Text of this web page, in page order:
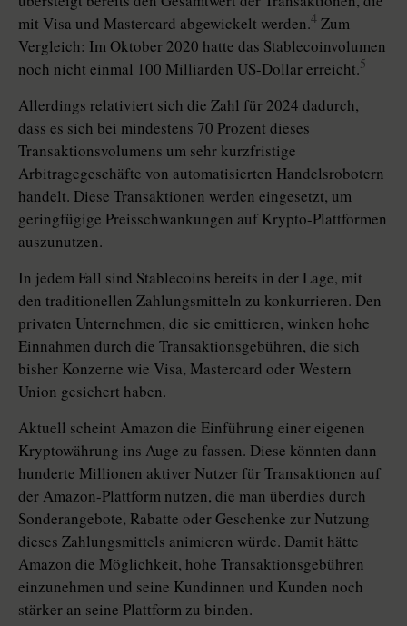
mit Visa und Mastercard abgewickelt werden.4 Zum
Vergleich: Im Oktober 2020 hatte das Stablecoinvolumen
noch nicht einmal 100 Milliarden US-Dollar erreicht.5
Allerdings relativiert sich die Zahl für 2024 dadurch,
dass es sich bei mindestens 70 Prozent dieses
Transaktionsvolumens um sehr kurzfristige
Arbitragegeschäfte von automatisierten Handelsrobotern
handelt. Diese Transaktionen werden eingesetzt, um
geringfügige Preisschwankungen auf Krypto-Plattformen
auszunutzen.
In jedem Fall sind Stablecoins bereits in der Lage, mit
den traditionellen Zahlungsmitteln zu konkurrieren. Den
privaten Unternehmen, die sie emittieren, winken hohe
Einnahmen durch die Transaktionsgebühren, die sich
bisher Konzerne wie Visa, Mastercard oder Western
Union gesichert haben.
Aktuell scheint Amazon die Einführung einer eigenen
Kryptowährung ins Auge zu fassen. Diese könnten dann
hunderte Millionen aktiver Nutzer für Transaktionen auf
der Amazon-Plattform nutzen, die man überdies durch
Sonderangebote, Rabatte oder Geschenke zur Nutzung
dieses Zahlungsmittels animieren würde. Damit hätte
Amazon die Möglichkeit, hohe Transaktionsgebühren
einzunehmen und seine Kundinnen und Kunden noch
stärker an seine Plattform zu binden.